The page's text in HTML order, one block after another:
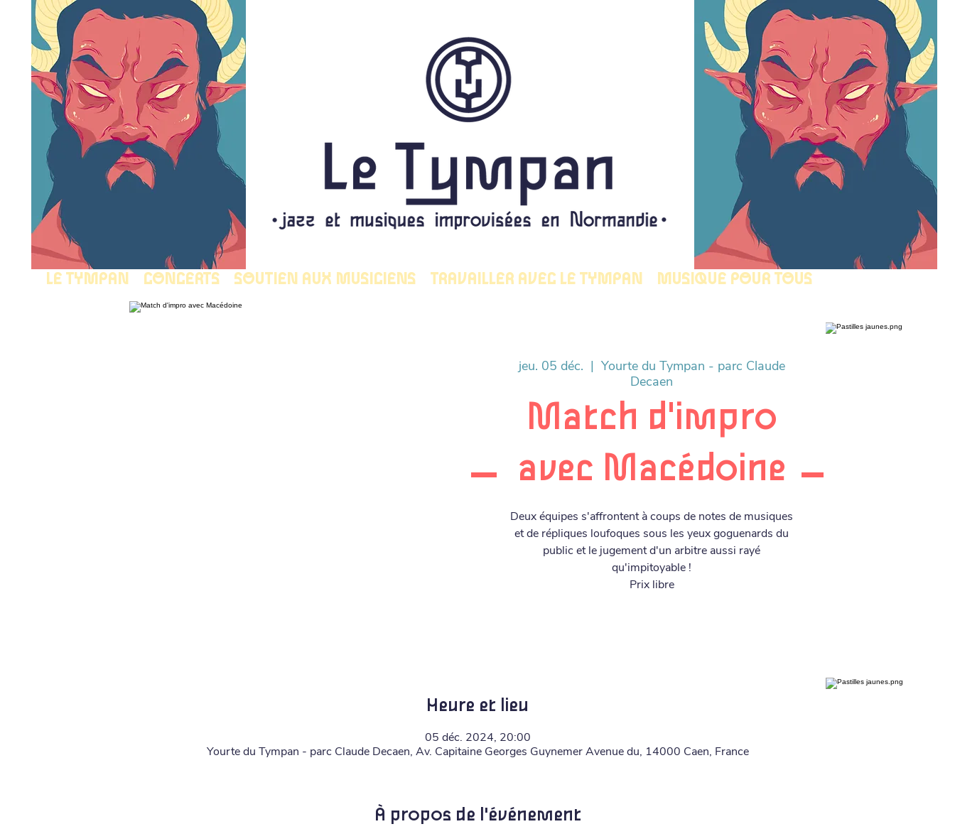
LE TYMPAN CONCERTS SOUTIEN AUX MUSICIENS TRAVAILLER AVEC LE TYMPAN MUSIQUE POUR TOUS
jeu. 05 déc.
  |
Yourte du Tympan - parc Claude
Decaen
Match d'impro
avec Macédoine
Deux équipes s'affrontent à coups de notes de musiques
et de répliques loufoques sous les yeux goguenards du
public et le jugement d'un arbitre aussi rayé
qu'impitoyable !
Prix libre
Heure et lieu
05 déc. 2024, 20:00
Yourte du Tympan - parc Claude Decaen, Av. Capitaine Georges Guynemer Avenue du, 14000 Caen, France
À propos de l'événement